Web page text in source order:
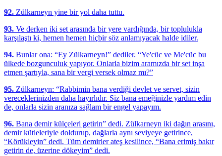
92. Zülkarneyn yine bir yol daha tuttu.
93. Ve derken iki set arasında bir yere vardığında, bir toplulukla
karşılaştı ki, hemen hemen hiçbir söz anlamıyacak halde idiler.
94. Bunlar ona: “Ey Zülkarneyn!” dediler. “Ye'cüc ve Me'cüc bu
ülkede bozgunculuk yapıyor. Onlarla bizim aramızda bir set inşa
etmen şartıyla, sana bir vergi versek olmaz mı?”
95. Zülkarneyn: “Rabbimin bana verdiği devlet ve servet, sizin
vereceklerinizden daha hayırlıdır. Siz bana emeğinizle yardım edin
de, onlarla sizin aranıza sağlam bir engel yapayım.
96. Bana demir külçeleri getirin” dedi. Zülkarneyn iki dağın arasını,
demir kütleleriyle doldurup, dağlarla aynı seviyeye getirince,
“Körükleyin” dedi. Tüm demirler ateş kesilince, “Bana erimiş bakır
getirin de, üzerine dökeyim” dedi.